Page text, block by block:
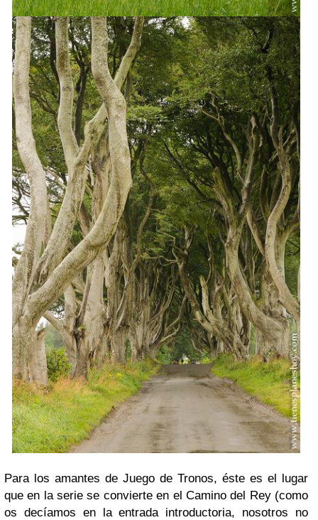
Para los amantes de Juego de Tronos, éste es el lugar
que en la serie se convierte en el Camino del Rey (como
os decíamos en la entrada introductoria, nosotros no